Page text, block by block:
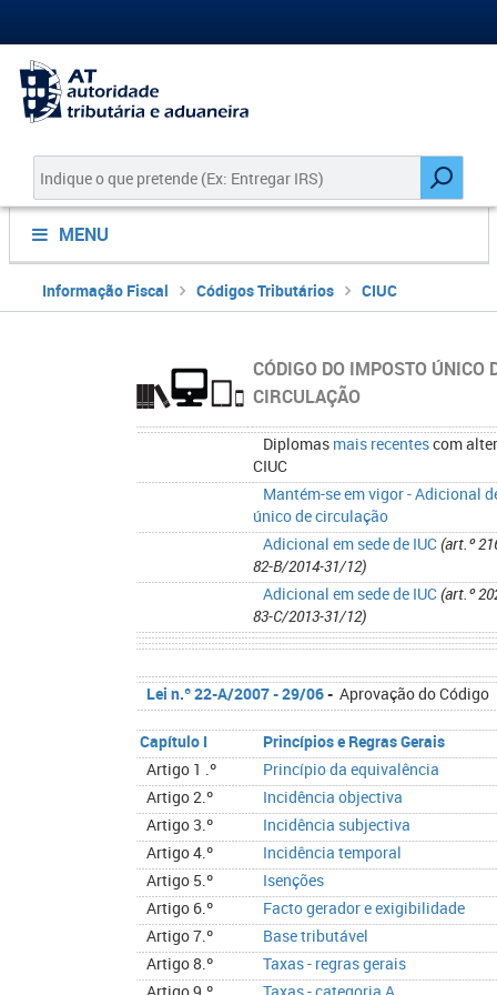
MENU
Informação Fiscal Códigos Tributários CIUC
CÓDIGO DO IMPOSTO ÚNICO
CIRCULAÇÃO
Diplomas mais recentescom
CIUC
Mantém-se em vigor - ​Adicional
único de circulação ​
Adicional em sede de IUC​ (art.º
82-B/2014-31/12)
Adicional em sede de IUC (art.º
83-C/2013-31/12)
Lei n.º22-A/2007- 29/06- Aprovação do Código
Capítulo I
Princípios e Regras Gerais
Artigo 1 .º
Princípio da equivalência
Artigo 2.º
Incidência objectiva
Artigo 3.º
Incidência subjectiva
Artigo 4.º
Incidência temporal
Artigo 5.º
Isenções
Artigo 6.º
Facto gerador e exigibilidade
Artigo 7.º
Base tributável
Artigo 8.º
Taxas - regras gerais